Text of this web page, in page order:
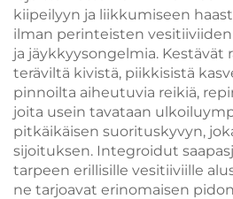
kiipeilyyn ja liikkumiseen
ilman perinteisten
ja jäykkyysongelmia. Kestävät
teräviltä kivistä, piikkisistä
pinnoilta aiheutuvia reikiä,
joita usein tavataan
pitkäikäisen suorituskyvyn,
sijoituksen. Integroidut
tarpeen erillisille vesitiiviille
ne tarjoavat erinomaisen